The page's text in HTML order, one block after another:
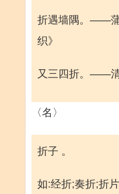
折遇墙隅。——蒲
织》
又三四折。——清
〈名〉
折子 。
如:经折;奏折;折